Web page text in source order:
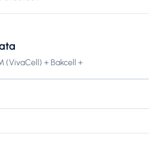
(VivaCell) + Bakcell +